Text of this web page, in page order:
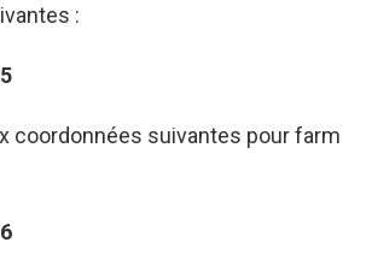
:
coordonnées suivantes pour farm